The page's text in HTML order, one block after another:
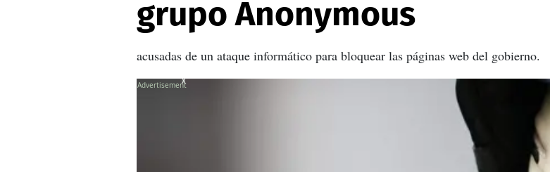
grupo Anonymous
acusadas de un ataque informático para bloquear las páginas web del gobierno.
X